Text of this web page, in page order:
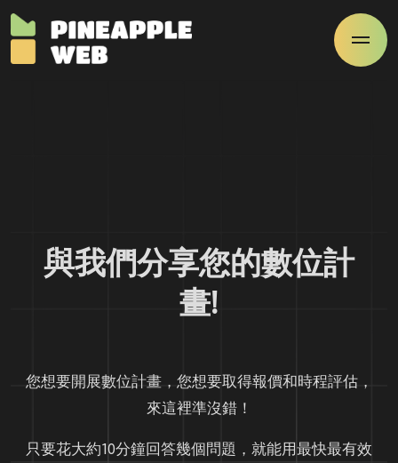
與我們分享您的數位計
畫!
您想要開展數位計畫，您想要取得報價和時程評估，
來這裡準沒錯！
只要花大約10分鐘回答幾個問題，就能用最快最有效